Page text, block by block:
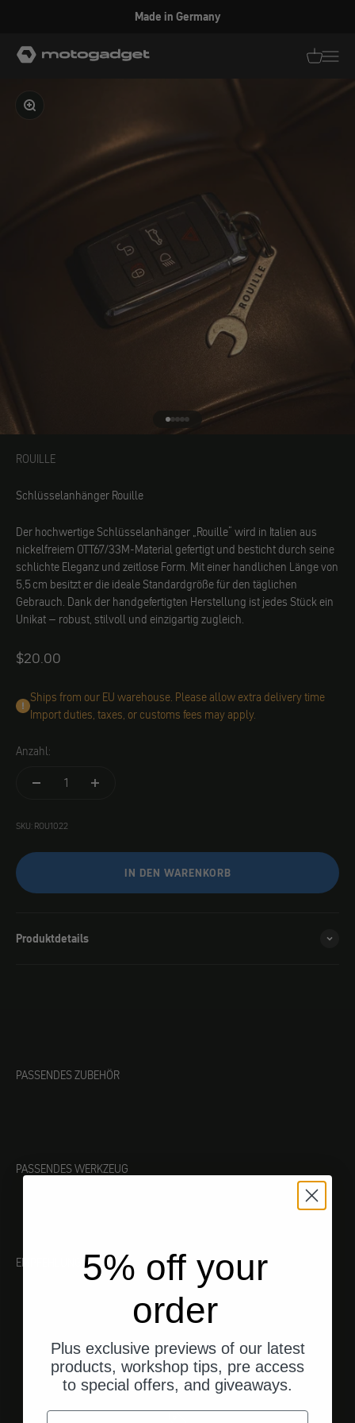
Made in Germany
motogadget GmbH
Bild vergrößern
Gehe zu Element 1
Gehe zu Element 2
Gehe zu Element 3
Gehe zu Element 4
Gehe zu Element 5
ROUILLE
ROUILLE
Schlüsselanhänger Rouille
Der hochwertige Schlüsselanhänger „Rouille“ wird in Italien aus
nickelfreiem OTT67/33M-Material gefertigt und besticht durch seine
schlichte Eleganz und zeitlose Form. Mit einer handlichen Länge von
5,5 cm besitzt er die ideale Standardgröße für den täglichen
Gebrauch. Dank der handgefertigten Herstellung ist jedes Stück ein
Unikat – robust, stilvoll und einzigartig zugleich.
Angebot
$20.00
Ships from our EU warehouse. Please allow extra delivery time
Import duties, taxes, or customs fees may apply.
Anzahl:
SKU: ROU1022
IN DEN WARENKORB
Produktdetails
PASSENDES ZUBEHÖR
PASSENDES WERKZEUG
EMPFEHLUNGEN5% off your
order
Plus exclusive previews of our latest
products, workshop tips, pre access
to special offers, and giveaways.
Email